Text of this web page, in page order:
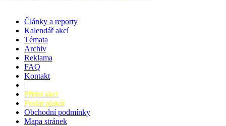
Články a reporty
Kalendář akcí
Témata
Archiv
Reklama
FAQ
Kontakt
|
Přidat akci
Poslat plakát
Obchodní podmínky
Mapa stránek